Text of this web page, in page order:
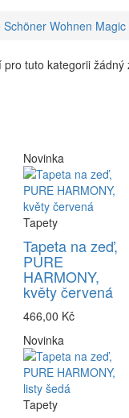
Schöner Wohnen Magic
tuto kategorii
Novinka
Tapety
Tapeta na zeď,
PURE
HARMONY,
květy červená
466,00 Kč
Novinka
Tapety